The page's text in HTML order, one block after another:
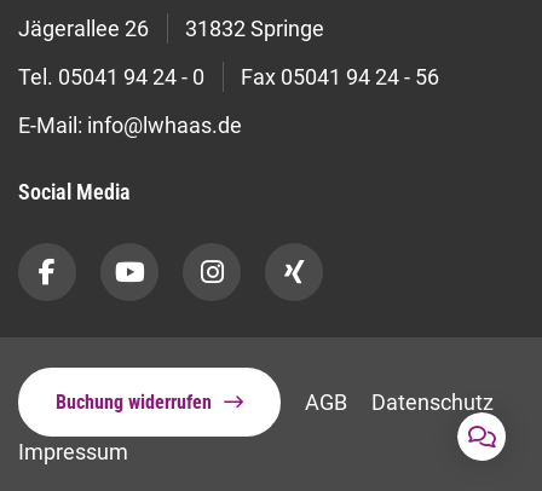
Jägerallee 26
31832 Springe
Tel. 05041 94 24 - 0 Fax 05041 94 24 - 56
E-Mail: info@lwhaas.de
Social Media
Buchung widerrufen AGB
Datenschutz
Impressum